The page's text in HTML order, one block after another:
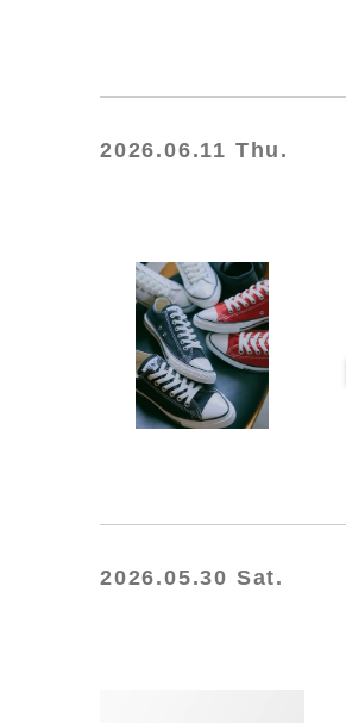
2026.06.11 Thu.
2026.05.30 Sat.